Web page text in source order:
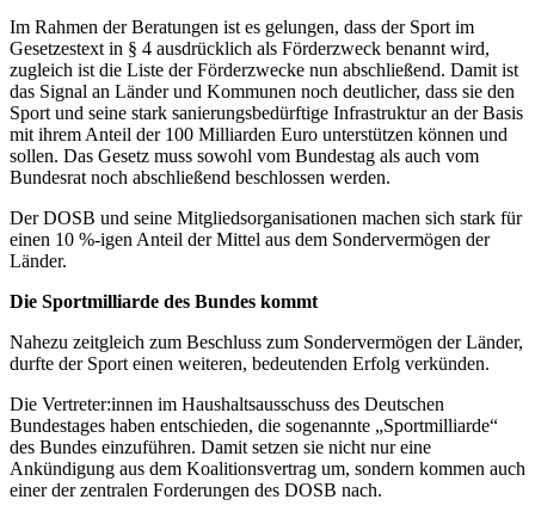
Im Rahmen der Beratungen ist es gelungen, dass der Sport im
Gesetzestext in § 4 ausdrücklich als Förderzweck benannt wird,
zugleich ist die Liste der Förderzwecke nun abschließend. Damit ist
das Signal an Länder und Kommunen noch deutlicher, dass sie den
Sport und seine stark sanierungsbedürftige Infrastruktur an der Basis
mit ihrem Anteil der 100 Milliarden Euro unterstützen können und
sollen. Das Gesetz muss sowohl vom Bundestag als auch vom
Bundesrat noch abschließend beschlossen werden.
Der DOSB und seine Mitgliedsorganisationen machen sich stark für
einen 10 %-igen Anteil der Mittel aus dem Sondervermögen der
Länder.
Die Sportmilliarde des Bundes kommt
Nahezu zeitgleich zum Beschluss zum Sondervermögen der Länder,
durfte der Sport einen weiteren, bedeutenden Erfolg verkünden.
Die Vertreter:innen im Haushaltsausschuss des Deutschen
Bundestages haben entschieden, die sogenannte „Sportmilliarde“
des Bundes einzuführen. Damit setzen sie nicht nur eine
Ankündigung aus dem Koalitionsvertrag um, sondern kommen auch
einer der zentralen Forderungen des DOSB nach.